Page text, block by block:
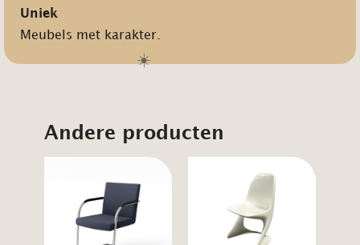
Uniek
Meubels met karakter.
Andere producten
☀️